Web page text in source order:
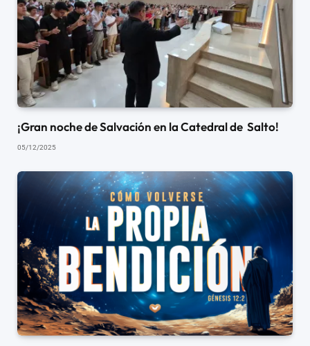
¡Gran noche de Salvación en la Catedral de Salto!
05/12/2025